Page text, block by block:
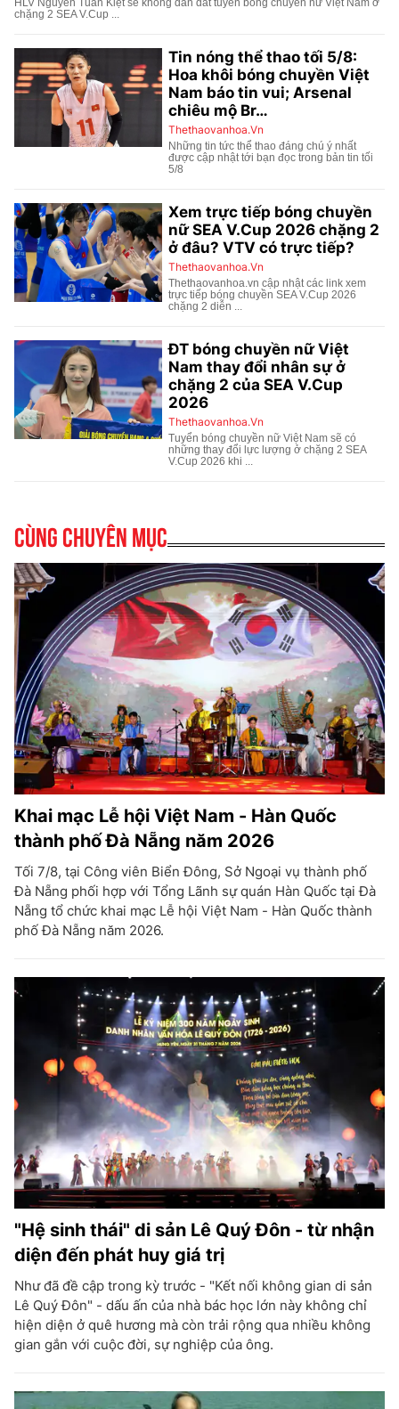
Cùng chuyên mục
Khai mạc Lễ hội Việt Nam - Hàn Quốc
thành phố Đà Nẵng năm 2026
Tối 7/8, tại Công viên Biển Đông, Sở Ngoại vụ thành phố
Đà Nẵng phối hợp với Tổng Lãnh sự quán Hàn Quốc tại Đà
Nẵng tổ chức khai mạc Lễ hội Việt Nam - Hàn Quốc thành
phố Đà Nẵng năm 2026.
"Hệ sinh thái" di sản Lê Quý Đôn - từ nhận
diện đến phát huy giá trị
Như đã đề cập trong kỳ trước - "Kết nối không gian di sản
Lê Quý Đôn" - dấu ấn của nhà bác học lớn này không chỉ
hiện diện ở quê hương mà còn trải rộng qua nhiều không
gian gắn với cuộc đời, sự nghiệp của ông.